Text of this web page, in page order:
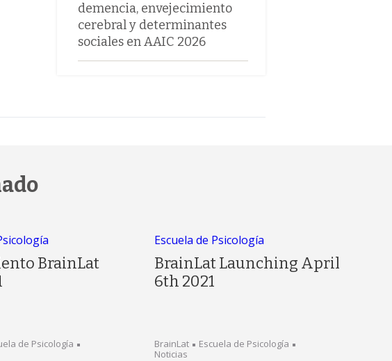
demencia, envejecimiento
cerebral y determinantes
sociales en AAIC 2026
BrainLat
de Psicología
Escuela de Psicología
BrainLat Launching April
6th 2021
BrainLat
Escuela de Psicología
Noticias